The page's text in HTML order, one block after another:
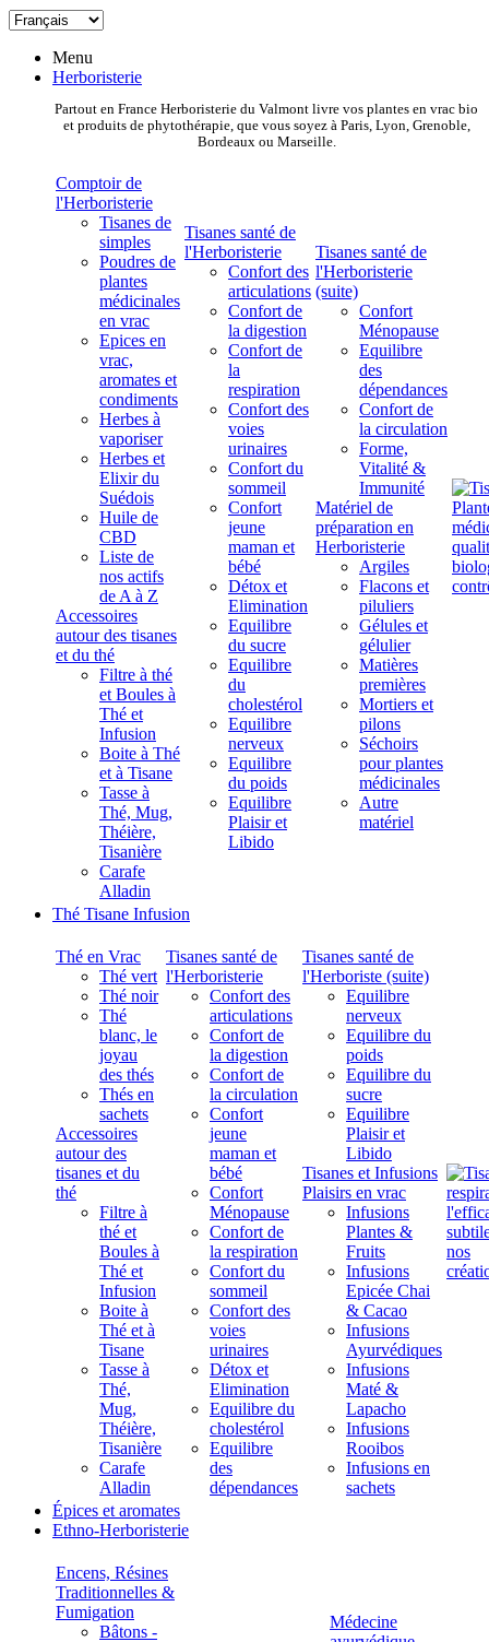
Menu
Herboristerie
Partout en France Herboristerie du Valmont livre vos plantes en vrac bio
et produits de phytothérapie, que vous soyez à Paris, Lyon, Grenoble,
Bordeaux ou Marseille.
Comptoir de
l'Herboristerie
Tisanes de
simples
Poudres de
plantes
médicinales
en vrac
Epices en
vrac,
aromates et
condiments
Herbes à
vaporiser
Herbes et
Elixir du
Suédois
Huile de
CBD
Liste de
nos actifs
de A à Z
Accessoires
autour des tisanes
et du thé
Filtre à thé
et Boules à
Thé et
Infusion
Boite à Thé
et à Tisane
Tasse à
Thé, Mug,
Théière,
Tisanière
Carafe
Alladin
Tisanes santé de
l'Herboristerie
Confort des
articulations
Confort de
la digestion
Confort de
la
respiration
Confort des
voies
urinaires
Confort du
sommeil
Confort
jeune
maman et
bébé
Détox et
Elimination
Equilibre
du sucre
Equilibre
du
cholestérol
Equilibre
nerveux
Equilibre
du poids
Equilibre
Plaisir et
Libido
Tisanes santé de
l'Herboristerie
(suite)
Confort
Ménopause
Equilibre
des
dépendances
Confort de
la circulation
Forme,
Vitalité &
Immunité
Matériel de
préparation en
Herboristerie
Argiles
Flacons et
piluliers
Gélules et
gélulier
Matières
premières
Mortiers et
pilons
Séchoirs
pour plantes
médicinales
Autre
matériel
Thé Tisane Infusion
Thé en Vrac
Thé vert
Thé noir
Thé
blanc, le
joyau
des thés
Thés en
sachets
Accessoires
autour des
tisanes et du
thé
Filtre à
thé et
Boules à
Thé et
Infusion
Boite à
Thé et à
Tisane
Tasse à
Thé,
Mug,
Théière,
Tisanière
Carafe
Alladin
Tisanes santé de
l'Herboristerie
Confort des
articulations
Confort de
la digestion
Confort de
la circulation
Confort
jeune
maman et
bébé
Confort
Ménopause
Confort de
la respiration
Confort du
sommeil
Confort des
voies
urinaires
Détox et
Elimination
Equilibre du
cholestérol
Equilibre
des
dépendances
Tisanes santé de
l'Herboriste (suite)
Equilibre
nerveux
Equilibre du
poids
Equilibre du
sucre
Equilibre
Plaisir et
Libido
Tisanes et Infusions
Plaisirs en vrac
Infusions
Plantes &
Fruits
Infusions
Epicée Chai
& Cacao
Infusions
Ayurvédiques
Infusions
Maté &
Lapacho
Infusions
Rooibos
Infusions en
sachets
Épices et aromates
Ethno-Herboristerie
Encens, Résines
Traditionnelles &
Fumigation
Bâtons -
Médecine